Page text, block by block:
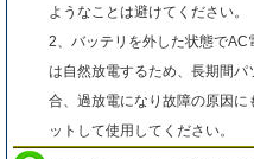
ようなことは避けてください。
2、バッテリを外した状態でAC
は自然放電するため、長期間
合、過放電になり故障の原因
ットして使用してください。